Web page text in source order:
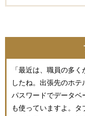
「最近は、職員の多
したね。出張先のホ
パスワードでデータベ
も使っていますよ。